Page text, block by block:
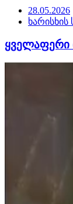
28.05.2026
ყველაფერი